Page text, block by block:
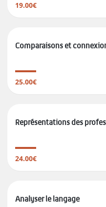
19.00€
Comparaisons et
25.00€
Représentations des
24.00€
Analyser le langage